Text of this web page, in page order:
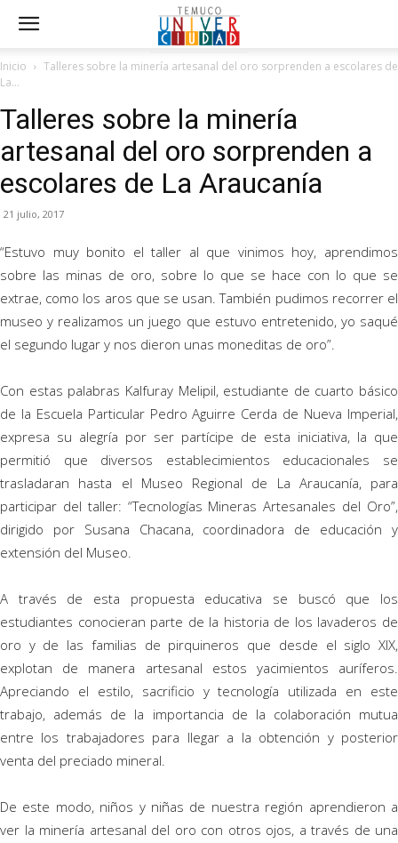
Inicio
Talleres sobre la minería artesanal del oro sorprenden a escolares de
La...
Talleres sobre la minería
artesanal del oro sorprenden a
escolares de La Araucanía
21 julio, 2017
“Estuvo muy bonito el taller al que vinimos hoy, aprendimos
sobre las minas de oro, sobre lo que se hace con lo que se
extrae, como los aros que se usan. También pudimos recorrer el
museo y realizamos un juego que estuvo entretenido, yo saqué
el segundo lugar y nos dieron unas moneditas de oro”.
Con estas palabras Kalfuray Melipil, estudiante de cuarto básico
de la Escuela Particular Pedro Aguirre Cerda de Nueva Imperial,
expresa su alegría por ser partícipe de esta iniciativa, la que
permitió que diversos establecimientos educacionales se
trasladaran hasta el Museo Regional de La Araucanía, para
participar del taller: “Tecnologías Mineras Artesanales del Oro”,
dirigido por Susana Chacana, coordinadora de educación y
extensión del Museo.
A través de esta propuesta educativa se buscó que los
estudiantes conocieran parte de la historia de los lavaderos de
oro y de las familias de pirquineros que desde el siglo XIX,
explotan de manera artesanal estos yacimientos auríferos.
Apreciando el estilo, sacrificio y tecnología utilizada en este
trabajo, además de la importancia de la colaboración mutua
entre los trabajadores para llegar a la obtención y posterior
venta del preciado mineral.
De este modo, niños y niñas de nuestra región aprendieron a
ver la minería artesanal del oro con otros ojos, a través de una